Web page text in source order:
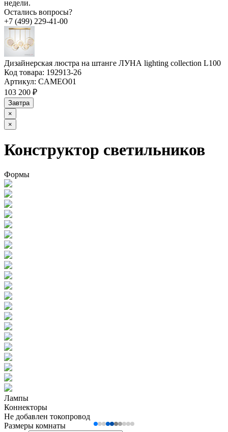
недели.
Остались вопросы?
+7 (499) 229-41-00
Дизайнерская люстра на штанге ЛУНА lighting collection L100
Код товара: 192913-26
Артикул: CAMEO01
103 200 ₽
Завтра
×
×
Конструктор светильников
Формы
Лампы
Коннекторы
Не добавлен токопровод
Размеры комнаты